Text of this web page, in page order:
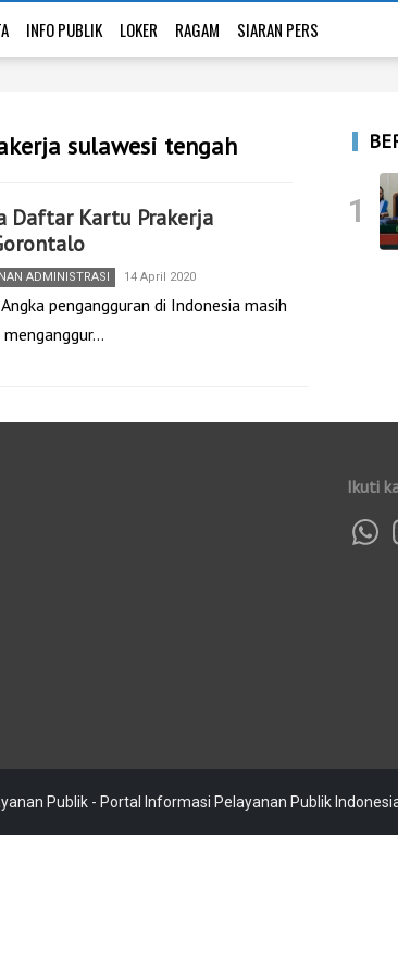
INFO PUBLIK LOKER RAGAM SIARAN PERS
sulawesi tengah
Daftar Kartu Prakerja
ADMINISTRASI 14 April 2020
pengangguran di Indonesia masih
1
Ikuti
Publik - Portal Informasi Pelayanan Publik